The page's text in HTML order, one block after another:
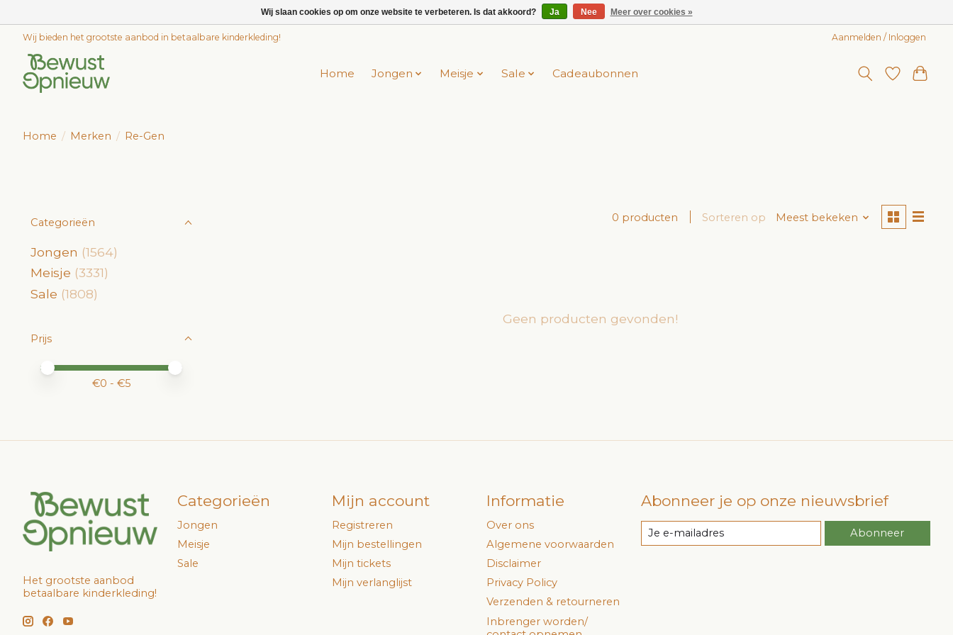
Wij bieden het grootste aanbod in betaalbare kinderkleding! Aanmelden / Inloggen
Home Jongen Meisje Sale Cadeaubonnen
Home / Merken / Re-Gen
Categorieën
Jongen (1564)
Meisje (3331)
Sale (1808)
Prijs
Minimale prijswaarde
Price maximum value
€0 - €5
0 producten Sorteren op Meest bekeken
Geen producten gevonden!
Het grootste aanbod
betaalbare kinderkleding!
Categorieën
Jongen
Meisje
Sale
Mijn account
Registreren
Mijn bestellingen
Mijn tickets
Mijn verlanglijst
Informatie
Over ons
Algemene voorwaarden
Disclaimer
Privacy Policy
Verzenden & retourneren
Inbrenger worden/
Abonneer je op onze nieuwsbrief
Abonneer
Wij slaan cookies op om onze website te verbeteren. Is dat akkoord? Ja Nee Meer over cookies »